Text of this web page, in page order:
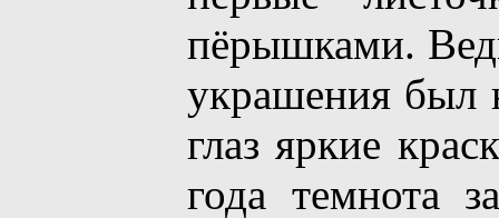
пёрышками.
украшения был
глаз яркие
года темнота